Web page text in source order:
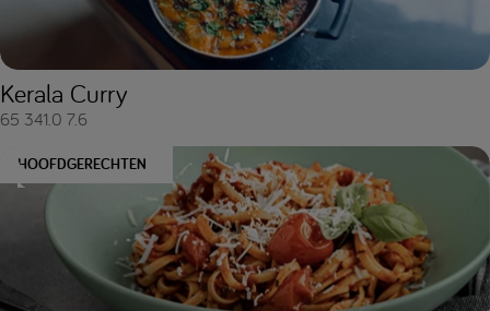
Kerala Curry
65 341.0 7.6
HOOFDGERECHTEN